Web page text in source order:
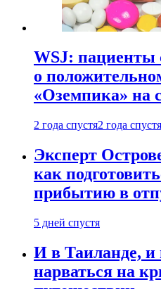
WSJ: пациенты
о
«Оземпика» на
2 года спустя2 года спустя
Эксперт
как
прибытию в
5 дней спустя
И в Таиланде, и
нарваться на